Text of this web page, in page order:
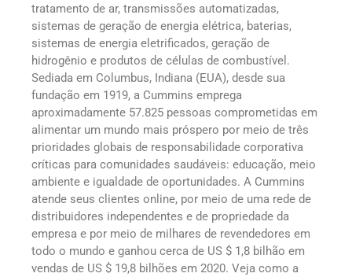
tratamento de ar, transmissões automatizadas,
sistemas de geração de energia elétrica, baterias,
sistemas de energia eletrificados, geração de
hidrogênio e produtos de células de combustível.
Sediada em Columbus, Indiana (EUA), desde sua
fundação em 1919, a Cummins emprega
aproximadamente 57.825 pessoas comprometidas em
alimentar um mundo mais próspero por meio de três
prioridades globais de responsabilidade corporativa
críticas para comunidades saudáveis: educação, meio
ambiente e igualdade de oportunidades. A Cummins
atende seus clientes online, por meio de uma rede de
distribuidores independentes e de propriedade da
empresa e por meio de milhares de revendedores em
todo o mundo e ganhou cerca de US $ 1,8 bilhão em
vendas de US $ 19,8 bilhões em 2020. Veja como a